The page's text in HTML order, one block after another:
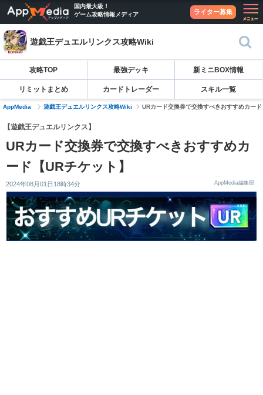
国内最大級！
ゲーム攻略情報メディア
ライター募集
遊戯王デュエルリンクス攻略Wiki
攻略TOP 最強デッキ 新ミニBOX情報
リミットまとめ カードトレーダー スキル一覧
AppMedia 遊戯王デュエルリンクス攻略Wiki URカード交換券で交換すべきおすすめカー
【遊戯王デュエルリンクス】
URカード交換券で交換すべきおすすめカ
ード【URチケット】
2024年08月01日18時34分 AppMedia編集部